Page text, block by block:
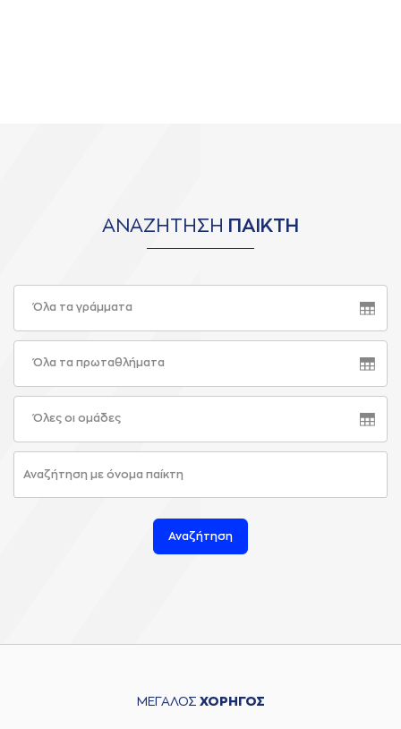
ΑΝΑΖΗΤΗΣΗ ΠΑΙΚΤΗ
Όλα τα γράμματα
Όλα τα πρωταθλήματα
Όλες οι ομάδες
Αναζήτηση
ΜΕΓΑΛΟΣ ΧΟΡΗΓΟΣ